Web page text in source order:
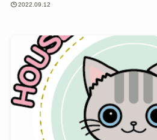
2022.09.12